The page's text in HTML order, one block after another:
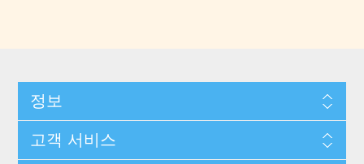
정보
고객 서비스